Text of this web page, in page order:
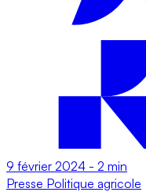
9 février 2024 - 2 min
Presse Politique agricole